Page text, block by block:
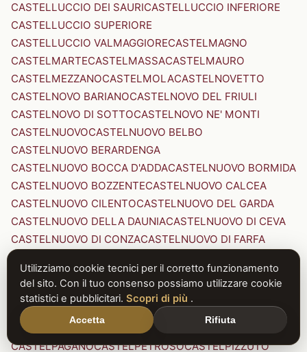
CASTELLUCCIO DEI SAURICASTELLUCCIO INFERIORE
CASTELLUCCIO SUPERIORE
CASTELLUCCIO VALMAGGIORECASTELMAGNO
CASTELMARTECASTELMASSACASTELMAURO
CASTELMEZZANOCASTELMOLACASTELNOVETTO
CASTELNOVO BARIANOCASTELNOVO DEL FRIULI
CASTELNOVO DI SOTTOCASTELNOVO NE' MONTI
CASTELNUOVOCASTELNUOVO BELBO
CASTELNUOVO BERARDENGA
CASTELNUOVO BOCCA D'ADDACASTELNUOVO BORMIDA
CASTELNUOVO BOZZENTECASTELNUOVO CALCEA
CASTELNUOVO CILENTOCASTELNUOVO DEL GARDA
CASTELNUOVO DELLA DAUNIACASTELNUOVO DI CEVA
CASTELNUOVO DI CONZACASTELNUOVO DI FARFA
CASTELNUOVO DI PORTO CASTELNUOVO DON BOSCO
CASTELNUOVO MAGRACASTELNUOVO NIGRA
CASTELNUOVO PARANOCASTELNUOVO RANGONE
CASTELNUOVO SCRIVIA
CASTELNUOVO VAL DI CECINA
CASTELPAGANOCASTELPETROSOCASTELPIZZUTO
Utilizziamo cookie tecnici per il corretto funzionamento
del sito. Con il tuo consenso possiamo utilizzare cookie
statistici e pubblicitari. Scopri di più .
Accetta Rifiuta